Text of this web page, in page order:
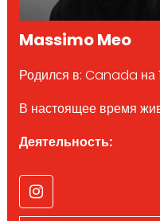
Massimo Meo
Родился в: Canada на
В настоящее время
Деятельность: